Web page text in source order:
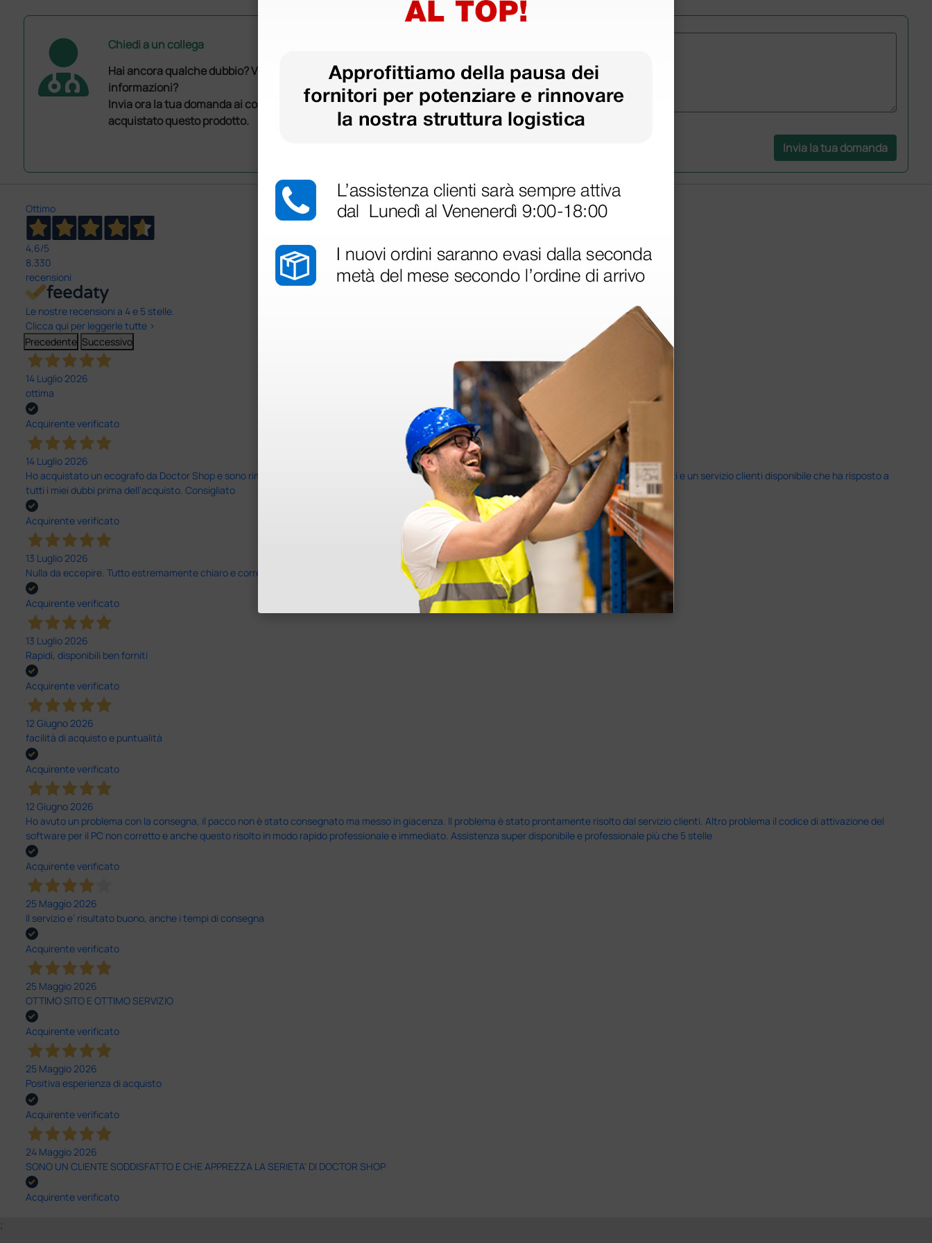
Chiedi a un collega
Hai ancora qualche dubbio? Vuoi ulteriori
informazioni?
Invia ora la tua domanda ai colleghi che hanno già
acquistato questo prodotto.
Invia la tua domanda
Ottimo
4,6/5
8.330
recensioni
Le nostre recensioni a 4 e 5 stelle.
Clicca qui per leggerle tutte >
Precedente Successivo
14 Luglio 2026
ottima
Acquirente verificato
14 Luglio 2026
Ho acquistato un ecografo da Doctor Shop e sono rimasto molto soddisfatto dell'esperienza. Apparecchiatura di qualità, consegna nei tempi previsti e un servizio clienti disponibile che ha risposto a
tutti i miei dubbi prima dell'acquisto. Consigliato
Acquirente verificato
13 Luglio 2026
Nulla da eccepire. Tutto estremamente chiaro e corretto, dall’ordine alla consegna.
Acquirente verificato
13 Luglio 2026
Rapidi, disponibili ben forniti
Acquirente verificato
12 Giugno 2026
facilità di acquisto e puntualità
Acquirente verificato
12 Giugno 2026
Ho avuto un problema con la consegna, il pacco non è stato consegnato ma messo in giacenza. Il problema è stato prontamente risolto dal servizio clienti. Altro problema il codice di attivazione del
software per il PC non corretto e anche questo risolto in modo rapido professionale e immediato. Assistenza super disponibile e professionale più che 5 stelle
Acquirente verificato
25 Maggio 2026
Il servizio e’ risultato buono, anche i tempi di consegna
Acquirente verificato
25 Maggio 2026
OTTIMO SITO E OTTIMO SERVIZIO
Acquirente verificato
25 Maggio 2026
Positiva esperienza di acquisto
Acquirente verificato
24 Maggio 2026
SONO UN CLIENTE SODDISFATTO E CHE APPREZZA LA SERIETA' DI DOCTOR SHOP
Acquirente verificato
;